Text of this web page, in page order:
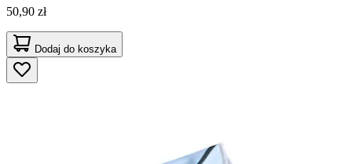
50,90 zł
Dodaj do koszyka